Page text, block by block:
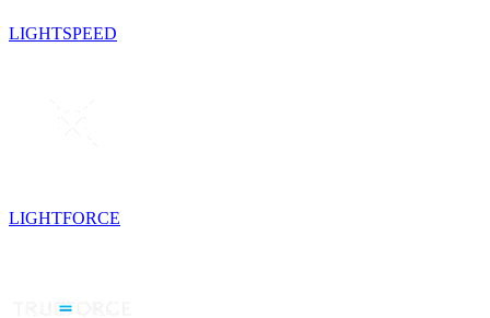
LIGHTSPEED
LIGHTFORCE